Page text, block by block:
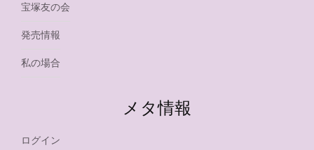
宝塚友の会
発売情報
私の場合
メタ情報
ログイン